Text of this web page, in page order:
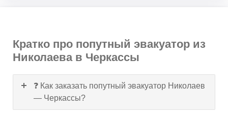
Кратко про попутный эвакуатор из
Николаева в Черкассы
❓ Как заказать попутный эвакуатор Николаев
— Черкассы?